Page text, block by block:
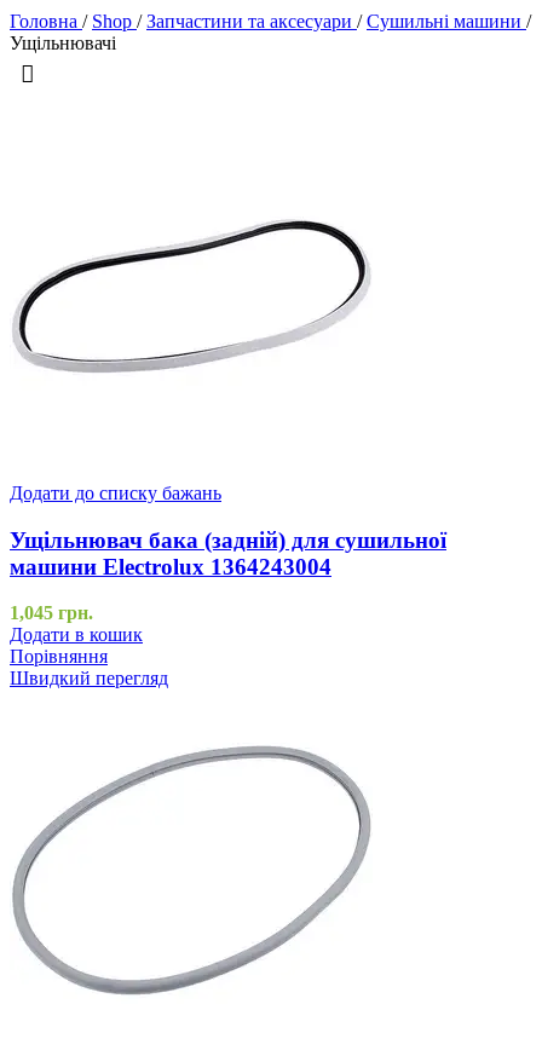
Головна / Shop / Запчастини та аксесуари / Сушильні машини /
Ущільнювачі
Додати до списку бажань
Ущільнювач бака (задній) для сушильної
машини Electrolux 1364243004
1,045 грн.
Додати в кошик
Порівняння
Швидкий перегляд